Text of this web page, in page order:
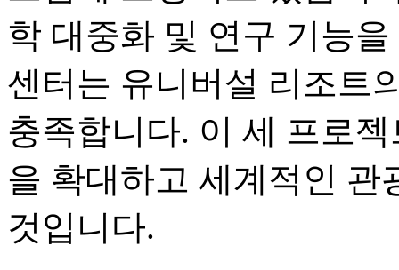
학 대중화 및 연구 기능
센터는 유니버설 리조트
충족합니다. 이 세 프로
을 확대하고 세계적인 관
것입니다.